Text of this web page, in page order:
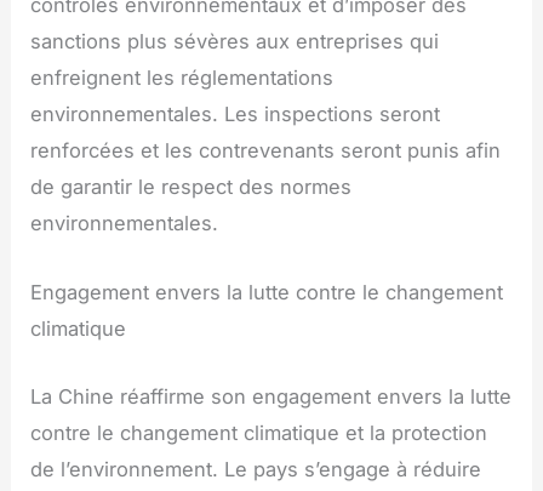
contrôles environnementaux et d’imposer des
sanctions plus sévères aux entreprises qui
enfreignent les réglementations
environnementales. Les inspections seront
renforcées et les contrevenants seront punis afin
de garantir le respect des normes
environnementales.
Engagement envers la lutte contre le changement
climatique
La Chine réaffirme son engagement envers la lutte
contre le changement climatique et la protection
de l’environnement. Le pays s’engage à réduire